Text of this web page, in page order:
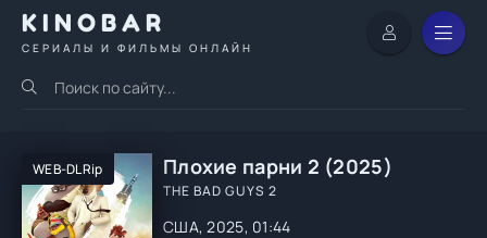
KINOBAR
СЕРИАЛЫ И ФИЛЬМЫ ОНЛАЙН
WEB-DLRip Плохие парни 2 (2025)
THE BAD GUYS 2
США, 2025, 01:44